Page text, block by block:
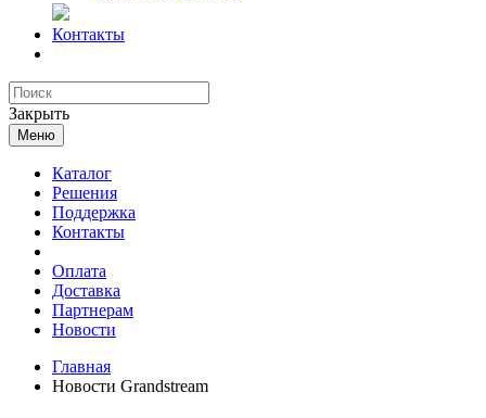
Контакты
Закрыть
Меню
Каталог
Решения
Поддержка
Контакты
Оплата
Доставка
Партнерам
Новости
Главная
Новости Grandstream